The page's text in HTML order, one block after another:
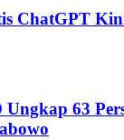
ChatGPT
Ungkap 63